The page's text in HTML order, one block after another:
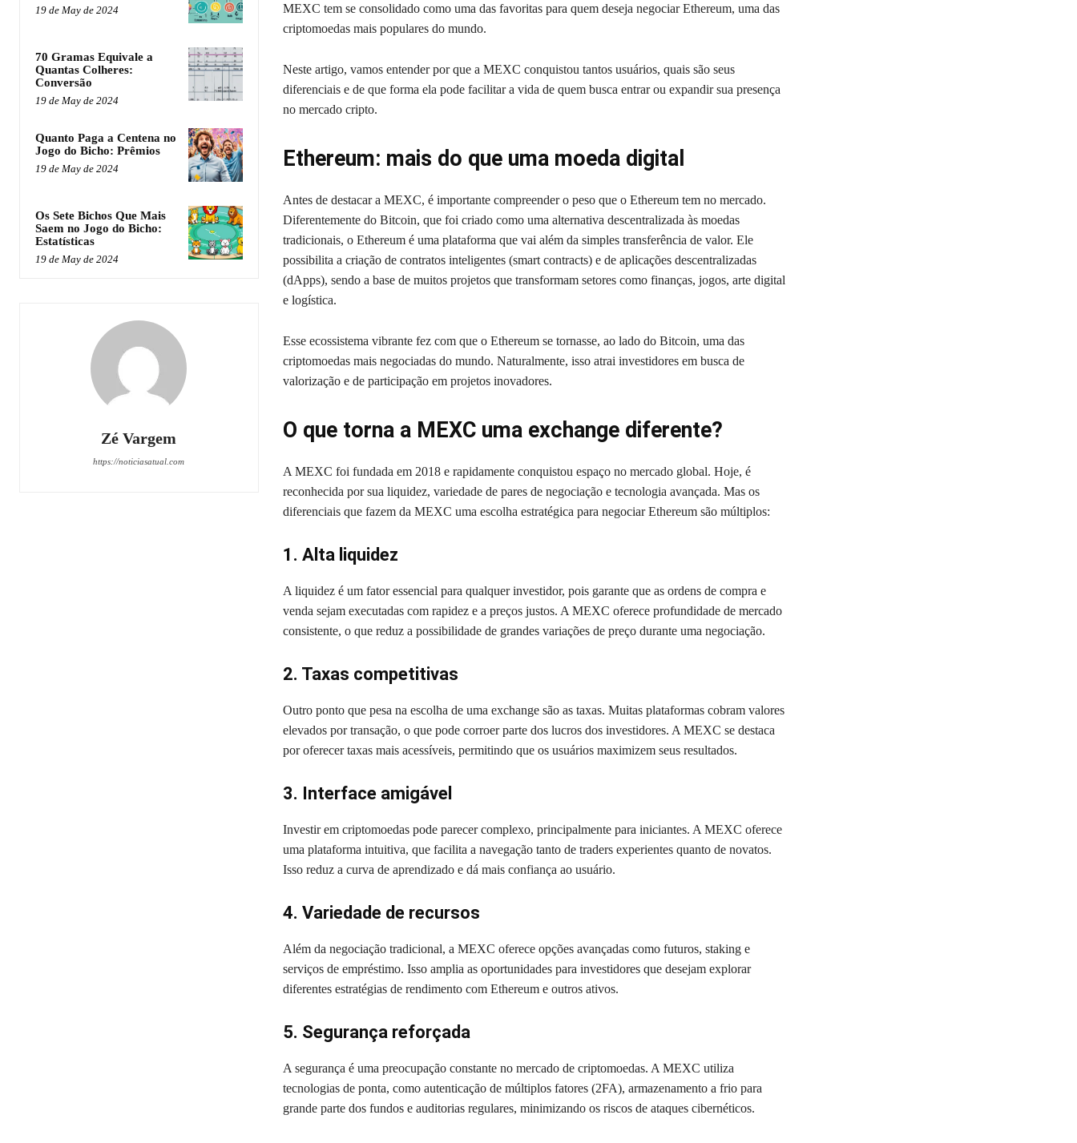
19 de May de 2024
70 Gramas Equivale a
Quantas Colheres:
Conversão
19 de May de 2024
Quanto Paga a Centena no
Jogo do Bicho: Prêmios
19 de May de 2024
Os Sete Bichos Que Mais
Saem no Jogo do Bicho:
Estatísticas
19 de May de 2024
Zé Vargem
https://noticiasatual.com
MEXC tem se consolidado como uma das favoritas para quem deseja negociar Ethereum, uma das
criptomoedas mais populares do mundo.
Neste artigo, vamos entender por que a MEXC conquistou tantos usuários, quais são seus
diferenciais e de que forma ela pode facilitar a vida de quem busca entrar ou expandir sua presença
no mercado cripto.
Ethereum: mais do que uma moeda digital
Antes de destacar a MEXC, é importante compreender o peso que o Ethereum tem no mercado.
Diferentemente do Bitcoin, que foi criado como uma alternativa descentralizada às moedas
tradicionais, o Ethereum é uma plataforma que vai além da simples transferência de valor. Ele
possibilita a criação de contratos inteligentes (smart contracts) e de aplicações descentralizadas
(dApps), sendo a base de muitos projetos que transformam setores como finanças, jogos, arte digital
e logística.
Esse ecossistema vibrante fez com que o Ethereum se tornasse, ao lado do Bitcoin, uma das
criptomoedas mais negociadas do mundo. Naturalmente, isso atrai investidores em busca de
valorização e de participação em projetos inovadores.
O que torna a MEXC uma exchange diferente?
A MEXC foi fundada em 2018 e rapidamente conquistou espaço no mercado global. Hoje, é
reconhecida por sua liquidez, variedade de pares de negociação e tecnologia avançada. Mas os
diferenciais que fazem da MEXC uma escolha estratégica para negociar Ethereum são múltiplos:
1. Alta liquidez
A liquidez é um fator essencial para qualquer investidor, pois garante que as ordens de compra e
venda sejam executadas com rapidez e a preços justos. A MEXC oferece profundidade de mercado
consistente, o que reduz a possibilidade de grandes variações de preço durante uma negociação.
2. Taxas competitivas
Outro ponto que pesa na escolha de uma exchange são as taxas. Muitas plataformas cobram valores
elevados por transação, o que pode corroer parte dos lucros dos investidores. A MEXC se destaca
por oferecer taxas mais acessíveis, permitindo que os usuários maximizem seus resultados.
3. Interface amigável
Investir em criptomoedas pode parecer complexo, principalmente para iniciantes. A MEXC oferece
uma plataforma intuitiva, que facilita a navegação tanto de traders experientes quanto de novatos.
Isso reduz a curva de aprendizado e dá mais confiança ao usuário.
4. Variedade de recursos
Além da negociação tradicional, a MEXC oferece opções avançadas como futuros, staking e
serviços de empréstimo. Isso amplia as oportunidades para investidores que desejam explorar
diferentes estratégias de rendimento com Ethereum e outros ativos.
5. Segurança reforçada
A segurança é uma preocupação constante no mercado de criptomoedas. A MEXC utiliza
tecnologias de ponta, como autenticação de múltiplos fatores (2FA), armazenamento a frio para
grande parte dos fundos e auditorias regulares, minimizando os riscos de ataques cibernéticos.